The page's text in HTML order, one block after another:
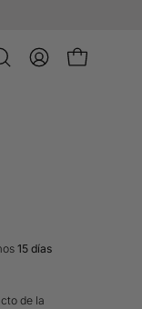
Abrir
MI
CARRO
15 días
de la